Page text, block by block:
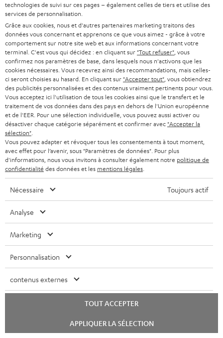
8 semaines d'essai
Retours sans frais
Service client à vie
Plus de 45 ans d'expertise
Teufel adhère à la Fédération du e-commerce et de la vente à distance (Fevad) et à sa charte
qualité. La Fevad est membre du réseau européen Ecommerce Europe Trustmark.
chat
technologies de suivi sur ces pages – également celles de tiers et utilise des
services de personnalisation.
Grâce aux cookies, nous et d'autres partenaires marketing traitons des
données vous concernant et apprenons ce que vous aimez - grâce à votre
comportement sur notre site web et aux informations concernant votre
terminal. C'est vous qui décidez : en cliquant sur "Tout refuser" , vous
confirmez nos paramètres de base, dans lesquels nous n'activons que les
cookies nécessaires. Vous recevrez ainsi des recommandations, mais celles-
ci seront choisies au hasard. En cliquant sur "Accepter tout" , vous obtiendrez
des publicités personnalisées et des contenus vraiment pertinents pour vous.
Vous acceptez ici l'utilisation de tous les cookies ainsi que le transfert et le
traitement de vos données dans des pays en dehors de l'Union européenne
et de l'EER. Pour une sélection individuelle, vous pouvez aussi activer ou
désactiver chaque catégorie séparément et confirmer avec "Accepter la
sélection"
Vous pouvez adapter et révoquer tous les consentements à tout moment,
avec effet pour l’avenir, sous "Paramètres de données". Pour plus
d'informations, nous vous invitons à consulter également notre politique de
confidentialité des données et les mentions légales
Nécessaire Toujours actif
Analyse
Marketing
Personnalisation
contenus externes
TOUT ACCEPTER
APPLIQUER LA SÉLECTION